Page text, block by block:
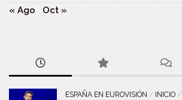
« Ago
Oct »
ESPAÑA EN EUROVISIÓN / INICIO /